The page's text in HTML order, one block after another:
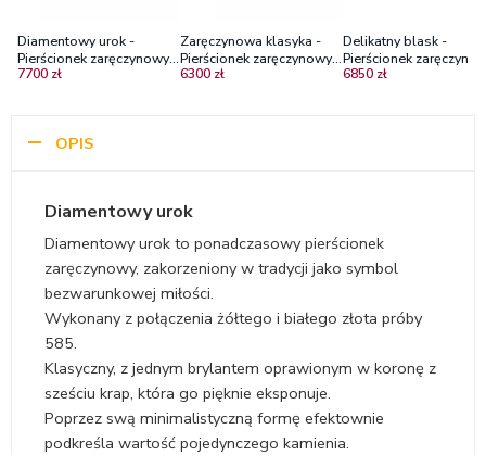
Diamentowy urok -
Pierścionek zaręczynowy z
dwukolorowego złota z
7700 zł
Zaręczynowa klasyka -
Pierścionek zaręczynowy z
dwukolorowego złota z
6300 zł
Delikatny blask -
Pierścionek
białego i czarnego
6850 zł
OPIS
Diamentowy urok
Diamentowy urok to ponadczasowy pierścionek
zaręczynowy, zakorzeniony w tradycji jako symbol
bezwarunkowej miłości.
Wykonany z połączenia żółtego i białego złota próby
585.
Klasyczny, z jednym brylantem oprawionym w koronę z
sześciu krap, która go pięknie eksponuje.
Poprzez swą minimalistyczną formę efektownie
podkreśla wartość pojedynczego kamienia.